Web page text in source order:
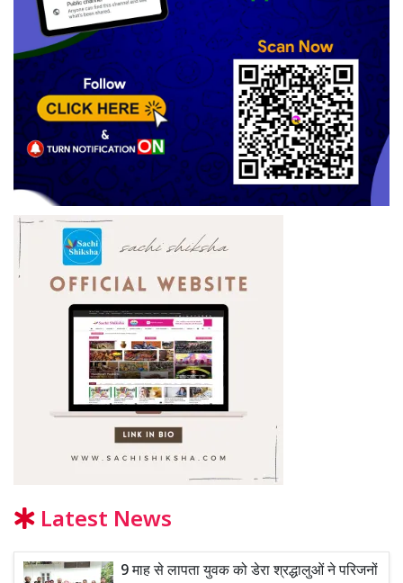
Latest News
9 माह से लापता युवक को डेरा श्रद्धालुओं ने परिजनों